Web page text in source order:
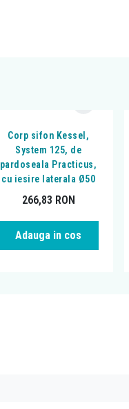
Corp sifon Kessel,
System 125, de
pardoseala Practicus,
cu iesire laterala Ø50
266,83 RON
Adauga in cos